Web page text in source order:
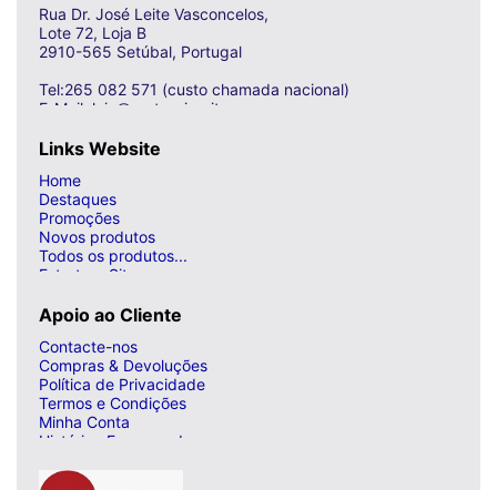
Rua Dr. José Leite Vasconcelos,
Lote 72, Loja B
2910-565 Setúbal, Portugal
Tel:265 082 571 (custo chamada nacional)
E-Mail: loja@curto-circuito.com
Links Website
Home
Destaques
Promoções
Novos produtos
Todos os produtos...
Estrutura Site
Apoio ao Cliente
Contacte-nos
Compras & Devoluções
Política de Privacidade
Termos e Condições
Minha Conta
Histórico Encomendas